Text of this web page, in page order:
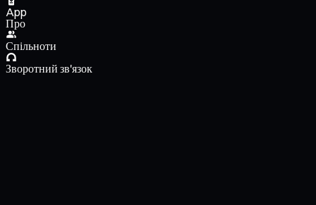
App
Про
Спільноти
Зворотний зв'язок